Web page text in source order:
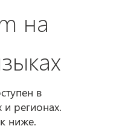
на
в
и регионах.
ниже.